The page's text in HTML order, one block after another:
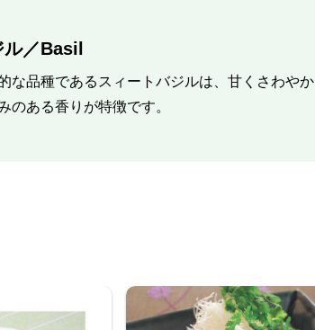
／Basil
な品種であるスィートバジルは、甘くさわやか
のある香りが特徴です。